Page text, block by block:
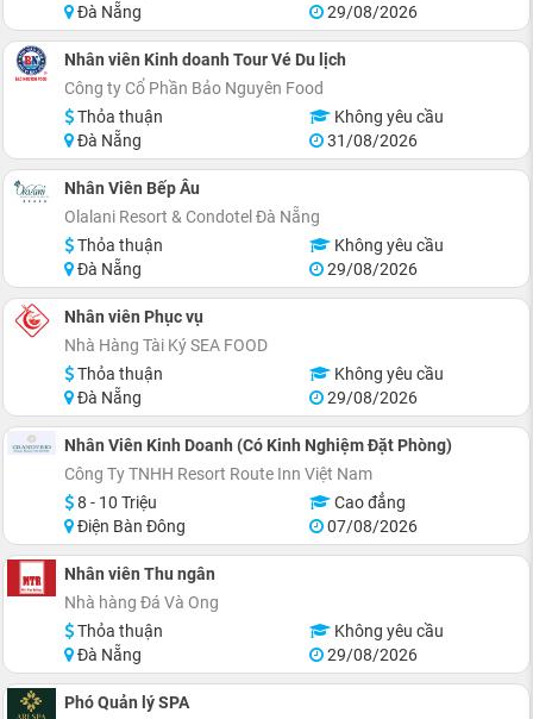
Đà Nẵng
29/08/2026
Nhân viên Kinh doanh Tour Vé Du lịch
Công ty Cổ Phần Bảo Nguyên Food
Thỏa thuận
Không yêu cầu
Đà Nẵng
31/08/2026
Nhân Viên Bếp Âu
Olalani Resort & Condotel Đà Nẵng
Thỏa thuận
Không yêu cầu
Đà Nẵng
29/08/2026
Nhân viên Phục vụ
Nhà Hàng Tài Ký SEA FOOD
Thỏa thuận
Không yêu cầu
Đà Nẵng
29/08/2026
Nhân Viên Kinh Doanh (Có Kinh Nghiệm Đặt Phòng)
Công Ty TNHH Resort Route Inn Việt Nam
8 - 10 Triệu
Cao đẳng
Điện Bàn Đông
07/08/2026
Nhân viên Thu ngân
Nhà hàng Đá Và Ong
Thỏa thuận
Không yêu cầu
Đà Nẵng
29/08/2026
Phó Quản lý SPA